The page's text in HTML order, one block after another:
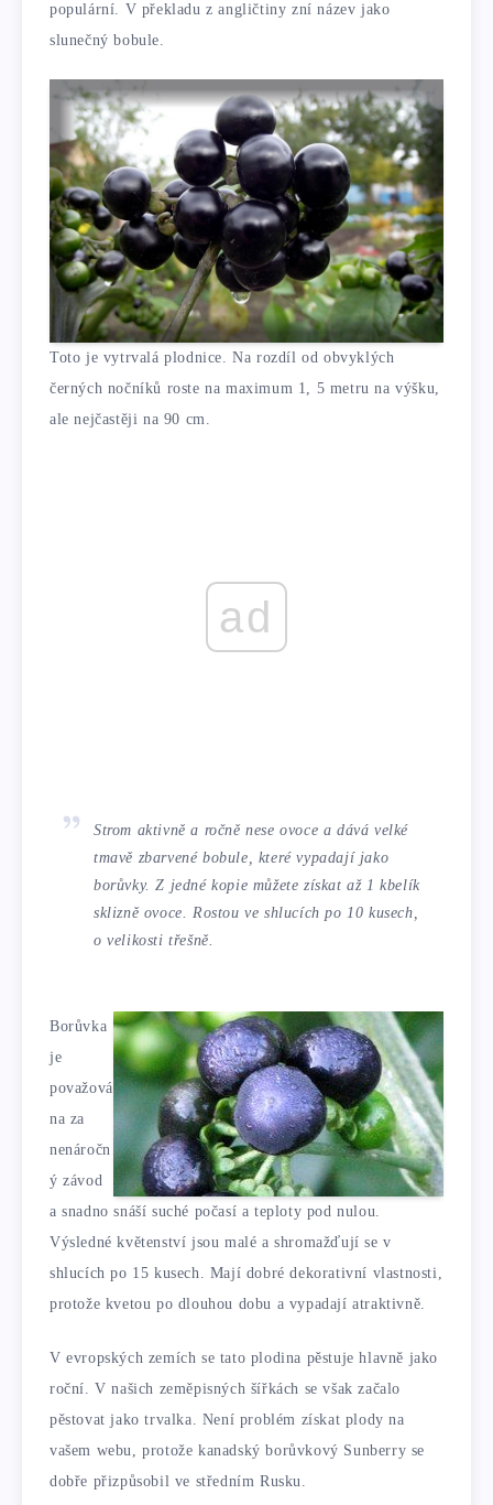
populární. V překladu z angličtiny zní název jako
slunečný bobule.
Toto je vytrvalá plodnice. Na rozdíl od obvyklých
černých nočníků roste na maximum 1, 5 metru na výšku,
ale nejčastěji na 90 cm.
ad
Strom aktivně a ročně nese ovoce a dává velké
tmavě zbarvené bobule, které vypadají jako
borůvky. Z jedné kopie můžete získat až 1 kbelík
sklizně ovoce. Rostou ve shlucích po 10 kusech,
o velikosti třešně.
Borůvka
je
považová
na za
nenáročn
ý závod
a snadno snáší suché počasí a teploty pod nulou.
Výsledné květenství jsou malé a shromažďují se v
shlucích po 15 kusech. Mají dobré dekorativní vlastnosti,
protože kvetou po dlouhou dobu a vypadají atraktivně.
V evropských zemích se tato plodina pěstuje hlavně jako
roční. V našich zeměpisných šířkách se však začalo
pěstovat jako trvalka. Není problém získat plody na
vašem webu, protože kanadský borůvkový Sunberry se
dobře přizpůsobil ve středním Rusku.